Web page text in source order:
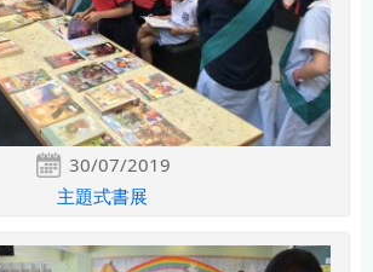
30/07/2019
主題式書展